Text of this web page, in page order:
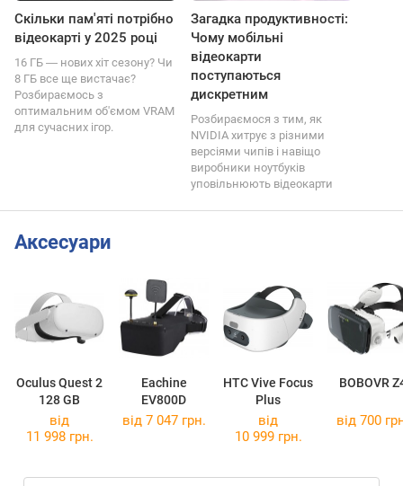
Скільки пам'яті потрібно
відеокарті у 2025 році
16 ГБ ― нових хіт сезону? Чи
8 ГБ все ще вистачає?
Розбираємось з
оптимальним об'ємом VRAM
для сучасних ігор.
Загадка продуктивності:
Чому мобільні
відеокарти
поступаються
дискретним
Розбираємося з тим, як
NVIDIA хитрує з різними
версіями чипів і навіщо
виробники ноутбуків
уповільнюють відеокарти
Аксесуари
Oculus Quest 2
128 GB
Eachine
EV800D
HTC Vive Focus
Plus
BOBOVR
від
11 998 грн.
від 7 047 грн.
від
10 999 грн.
від 700